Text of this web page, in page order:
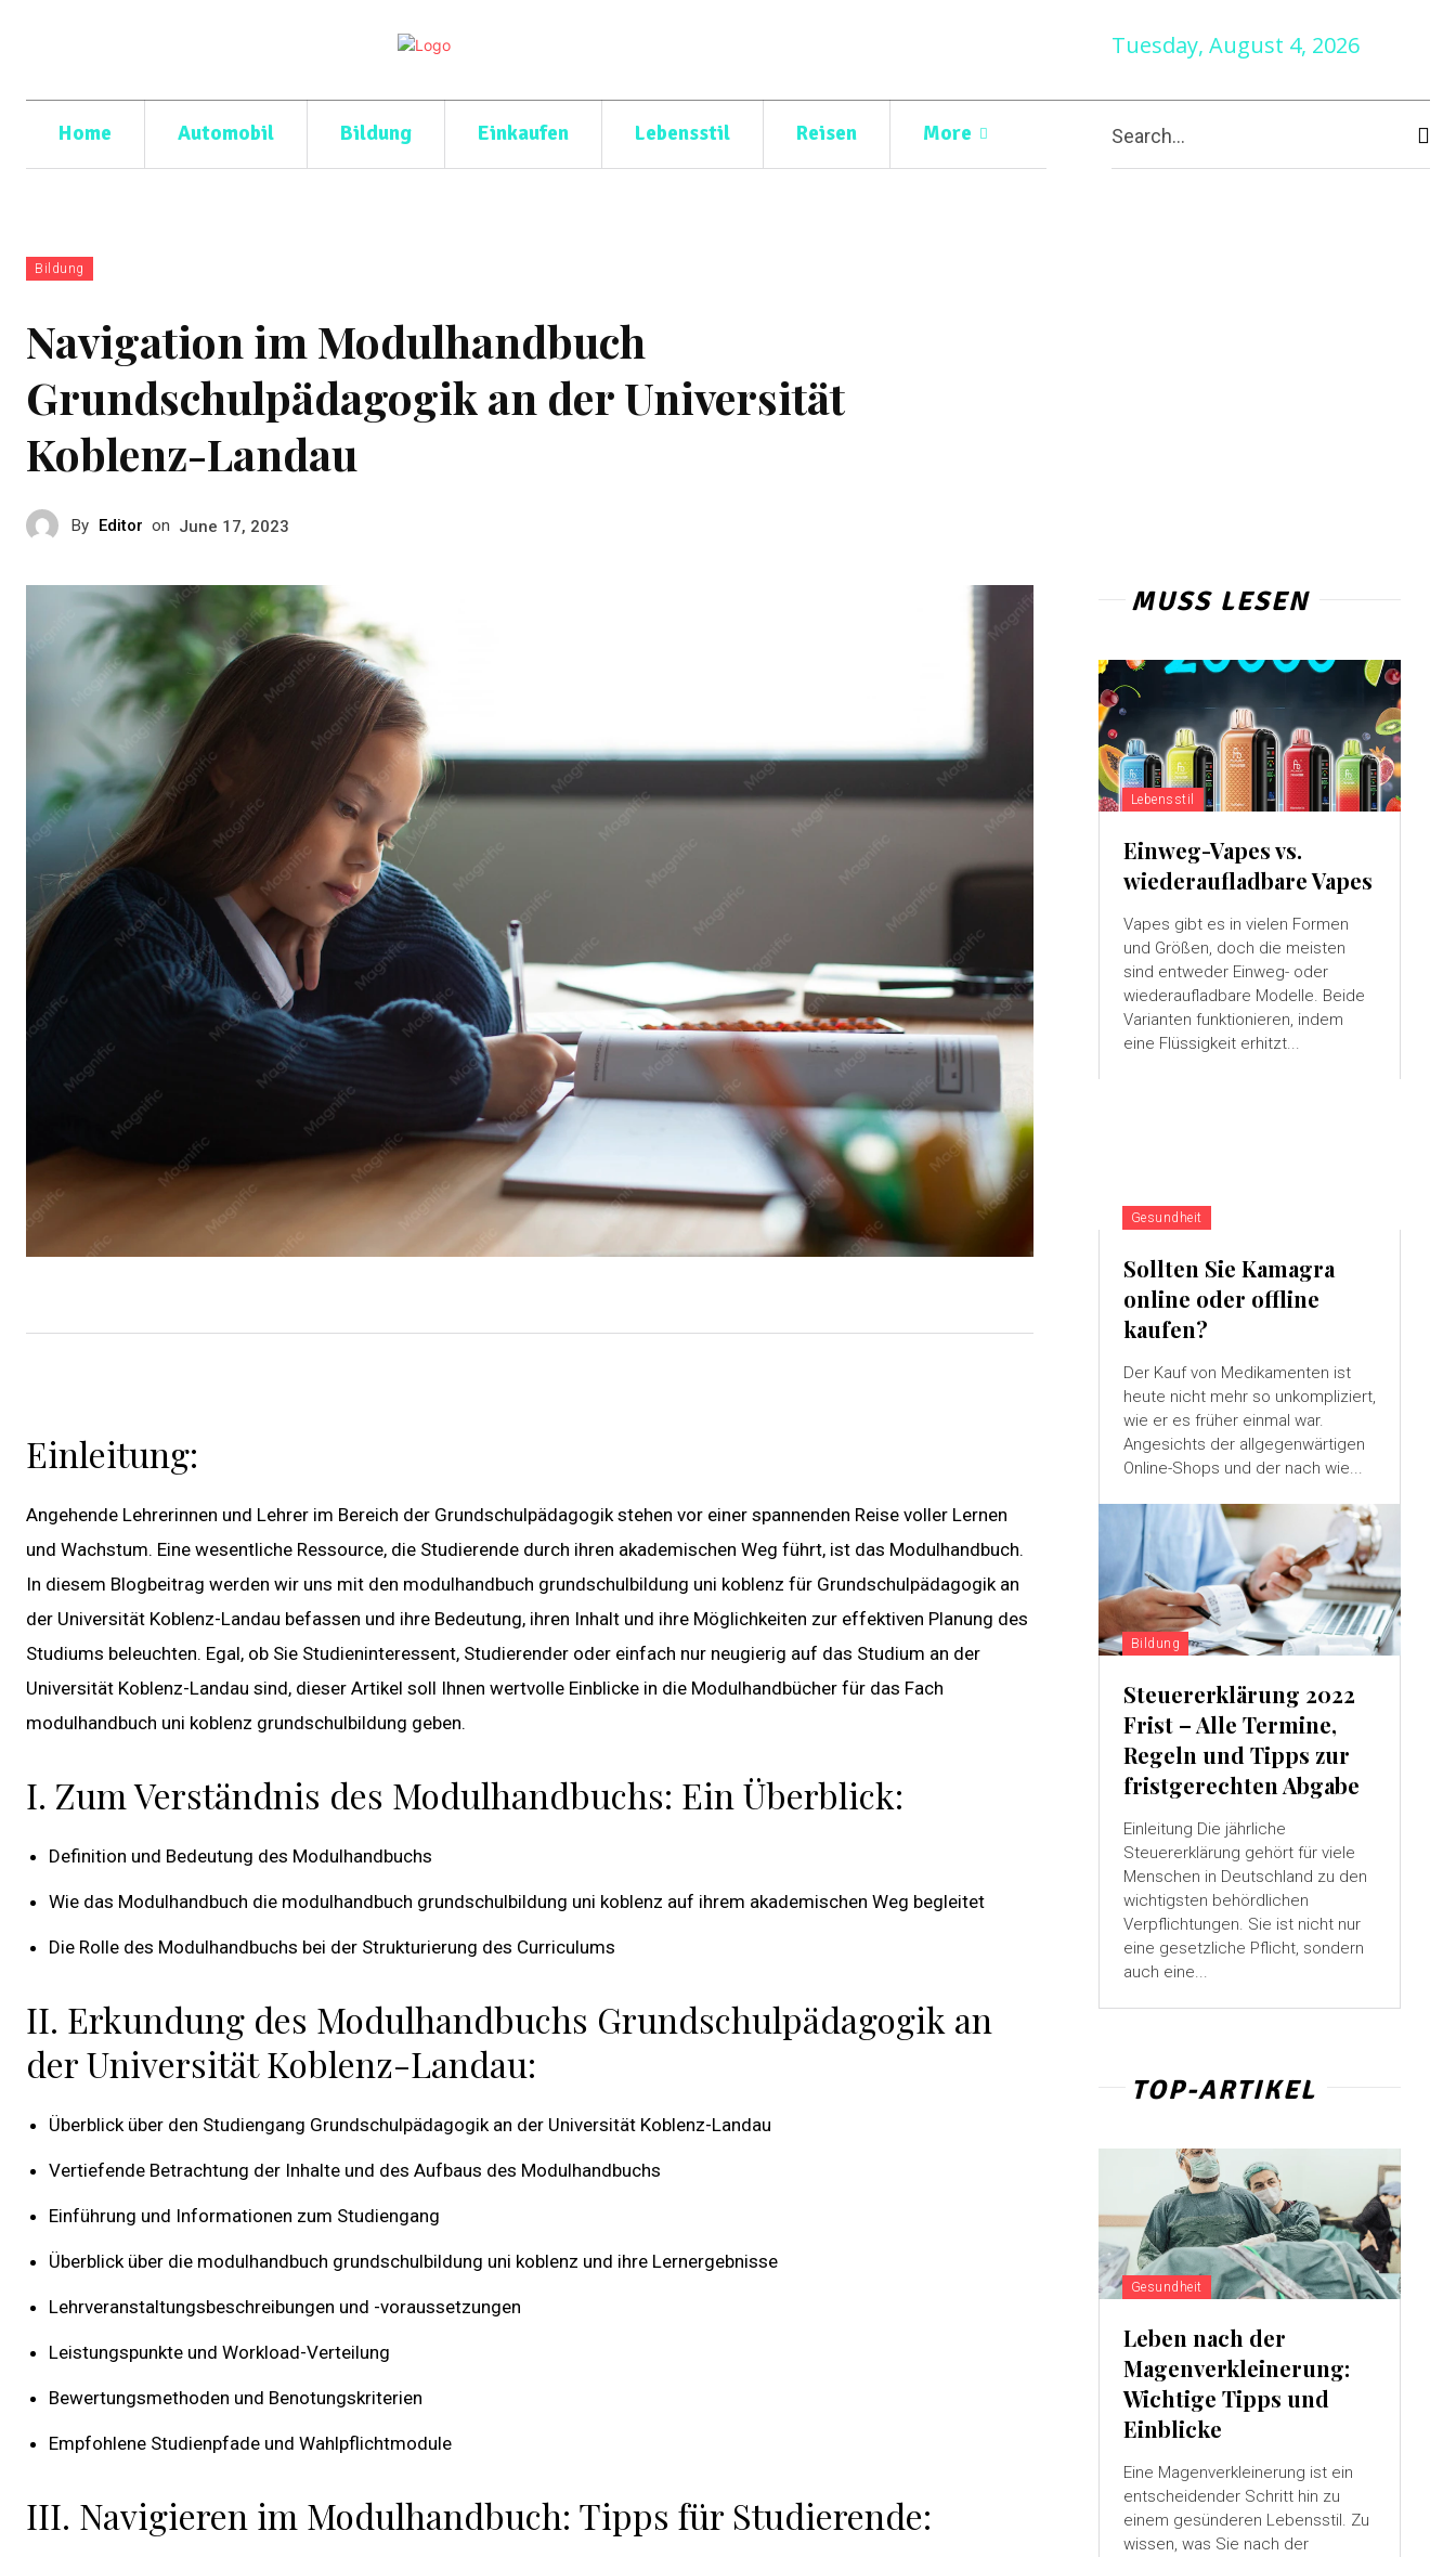
Tuesday, August 4, 2026
Home Automobil Bildung Einkaufen Lebensstil Reisen More Search...
Bildung
Navigation im Modulhandbuch
Grundschulpädagogik an der Universität
Koblenz-Landau
By Editor on June 17, 2023
Einleitung:
Angehende Lehrerinnen und Lehrer im Bereich der Grundschulpädagogik stehen vor einer spannenden Reise voller Lernen
und Wachstum. Eine wesentliche Ressource, die Studierende durch ihren akademischen Weg führt, ist das Modulhandbuch.
In diesem Blogbeitrag werden wir uns mit den modulhandbuch grundschulbildung uni koblenz für Grundschulpädagogik an
der Universität Koblenz-Landau befassen und ihre Bedeutung, ihren Inhalt und ihre Möglichkeiten zur effektiven Planung des
Studiums beleuchten. Egal, ob Sie Studieninteressent, Studierender oder einfach nur neugierig auf das Studium an der
Universität Koblenz-Landau sind, dieser Artikel soll Ihnen wertvolle Einblicke in die Modulhandbücher für das Fach
modulhandbuch uni koblenz grundschulbildung geben.
I. Zum Verständnis des Modulhandbuchs: Ein Überblick:
Definition und Bedeutung des Modulhandbuchs
Wie das Modulhandbuch die modulhandbuch grundschulbildung uni koblenz auf ihrem akademischen Weg begleitet
Die Rolle des Modulhandbuchs bei der Strukturierung des Curriculums
II. Erkundung des Modulhandbuchs Grundschulpädagogik an
der Universität Koblenz-Landau:
Überblick über den Studiengang Grundschulpädagogik an der Universität Koblenz-Landau
Vertiefende Betrachtung der Inhalte und des Aufbaus des Modulhandbuchs
Einführung und Informationen zum Studiengang
Überblick über die modulhandbuch grundschulbildung uni koblenz und ihre Lernergebnisse
Lehrveranstaltungsbeschreibungen und -voraussetzungen
Leistungspunkte und Workload-Verteilung
Bewertungsmethoden und Benotungskriterien
Empfohlene Studienpfade und Wahlpflichtmodule
III. Navigieren im Modulhandbuch: Tipps für Studierende:
MUSS LESEN
Lebensstil
Einweg-Vapes vs.
wiederaufladbare Vapes
Vapes gibt es in vielen Formen
und Größen, doch die meisten
sind entweder Einweg- oder
wiederaufladbare Modelle. Beide
Varianten funktionieren, indem
eine Flüssigkeit erhitzt...
Gesundheit
Sollten Sie Kamagra
online oder offline
kaufen?
Der Kauf von Medikamenten ist
heute nicht mehr so ​​unkompliziert,
wie er es früher einmal war.
Angesichts der allgegenwärtigen
Online-Shops und der nach wie...
Bildung
Steuererklärung 2022
Frist – Alle Termine,
Regeln und Tipps zur
fristgerechten Abgabe
Einleitung Die jährliche
Steuererklärung gehört für viele
Menschen in Deutschland zu den
wichtigsten behördlichen
Verpflichtungen. Sie ist nicht nur
eine gesetzliche Pflicht, sondern
auch eine...
TOP-ARTIKEL
Gesundheit
Leben nach der
Magenverkleinerung:
Wichtige Tipps und
Einblicke
Eine Magenverkleinerung ist ein
entscheidender Schritt hin zu
einem gesünderen Lebensstil. Zu
wissen, was Sie nach der